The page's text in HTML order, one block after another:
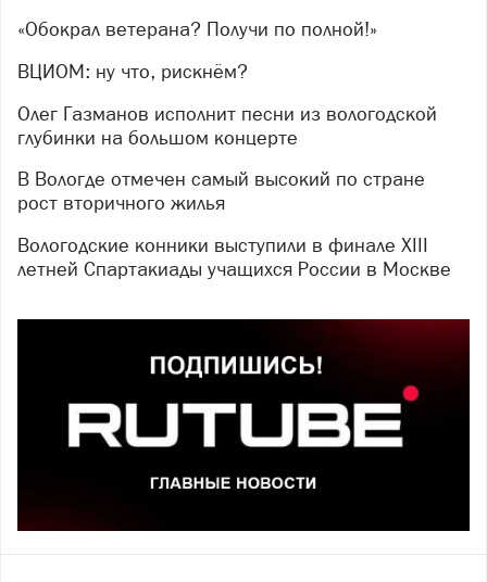
«Обокрал ветерана? Получи по полной!»
ВЦИОМ: ну что, рискнём?
Олег Газманов исполнит песни из вологодской
глубинки на большом концерте
В Вологде отмечен самый высокий по стране
рост вторичного жилья
Вологодские конники выступили в финале XIII
летней Спартакиады учащихся России в Москве